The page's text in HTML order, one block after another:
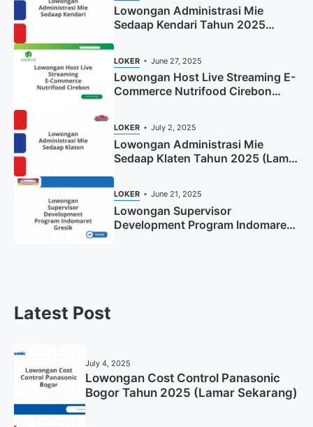
Lowongan Administrasi Mie
Sedaap Kendari Tahun 2025
LOKER June 27, 2025
Lowongan Host Live Streaming E-
Commerce Nutrifood Cirebon
LOKER July 2, 2025
Lowongan Administrasi Mie
Sedaap Klaten Tahun 2025 (Lamar
LOKER June 21, 2025
Lowongan Supervisor
Development Program Indomaret
Latest Post
July 4, 2025
Lowongan Cost Control Panasonic
Bogor Tahun 2025 (Lamar Sekarang)